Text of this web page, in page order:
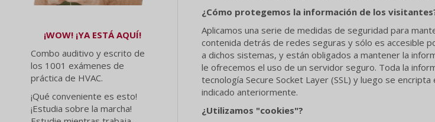
¡WOW! ¡YA ESTÁ AQUÍ!
Combo auditivo y escrito de
los 1001 exámenes de
práctica de HVAC.
¡Qué conveniente es esto!
¡Estudia sobre la marcha!
¿Cómo protegemos la información de los
Aplicamos una serie de medidas de seguridad para
contenida detrás de redes seguras y sólo es accesible
a dichos sistemas, y están obligados a mantener la
le ofrecemos el uso de un servidor seguro. Toda la
tecnología Secure Socket Layer (SSL) y luego se
indicado anteriormente.
¿Utilizamos "cookies"?